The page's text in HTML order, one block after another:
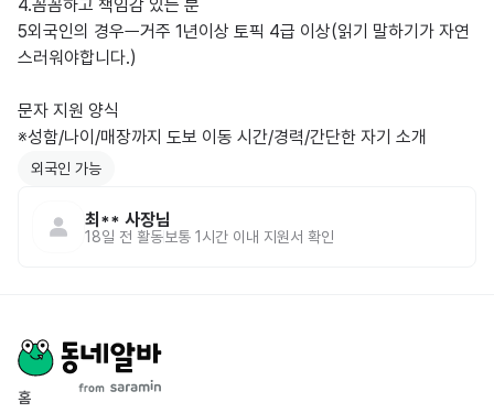
4.꼼꼼하고 책임감 있는 분
5외국인의 경우ㅡ거주 1년이상 토픽 4급 이상(읽기 말하기가 자연
스러워야합니다.)
문자 지원 양식
※성함/나이/매장까지 도보 이동 시간/경력/간단한 자기 소개
외국인 가능
최** 사장님
18일 전 활동보통 1시간 이내 지원서 확인
홈